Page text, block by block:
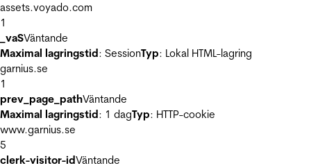
assets.voyado.com
1
_vaSVäntande
Maximal lagringstid: SessionTyp: Lokal HTML-lagring
garnius.se
1
prev_page_pathVäntande
Maximal lagringstid: 1 dagTyp: HTTP-cookie
www.garnius.se
5
clerk-visitor-idVäntande